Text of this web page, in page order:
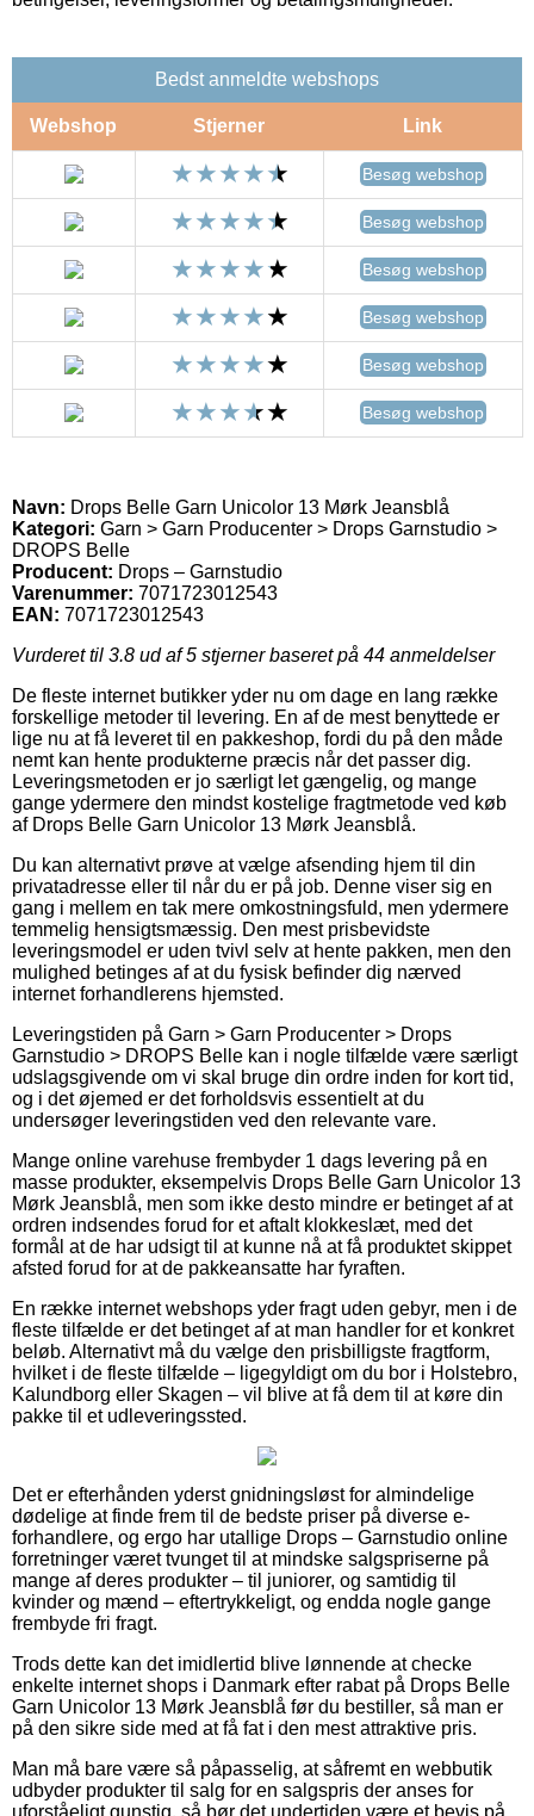
Bedst anmeldte webshops
Webshop Stjerner Link
Besøg webshop
Besøg webshop
Besøg webshop
Besøg webshop
Besøg webshop
Besøg webshop
Navn: Drops Belle Garn Unicolor 13 Mørk Jeansblå
Kategori: Garn > Garn Producenter > Drops Garnstudio >
DROPS Belle
Producent: Drops – Garnstudio
Varenummer: 7071723012543
EAN: 7071723012543
Vurderet til 3.8 ud af 5 stjerner baseret på 44 anmeldelser
De fleste internet butikker yder nu om dage en lang række
forskellige metoder til levering. En af de mest benyttede er
lige nu at få leveret til en pakkeshop, fordi du på den måde
nemt kan hente produkterne præcis når det passer dig.
Leveringsmetoden er jo særligt let gængelig, og mange
gange ydermere den mindst kostelige fragtmetode ved køb
af Drops Belle Garn Unicolor 13 Mørk Jeansblå.
Du kan alternativt prøve at vælge afsending hjem til din
privatadresse eller til når du er på job. Denne viser sig en
gang i mellem en tak mere omkostningsfuld, men ydermere
temmelig hensigtsmæssig. Den mest prisbevidste
leveringsmodel er uden tvivl selv at hente pakken, men den
mulighed betinges af at du fysisk befinder dig nærved
internet forhandlerens hjemsted.
Leveringstiden på Garn > Garn Producenter > Drops
Garnstudio > DROPS Belle kan i nogle tilfælde være særligt
udslagsgivende om vi skal bruge din ordre inden for kort tid,
og i det øjemed er det forholdsvis essentielt at du
undersøger leveringstiden ved den relevante vare.
Mange online varehuse frembyder 1 dags levering på en
masse produkter, eksempelvis Drops Belle Garn Unicolor 13
Mørk Jeansblå, men som ikke desto mindre er betinget af at
ordren indsendes forud for et aftalt klokkeslæt, med det
formål at de har udsigt til at kunne nå at få produktet skippet
afsted forud for at de pakkeansatte har fyraften.
En række internet webshops yder fragt uden gebyr, men i de
fleste tilfælde er det betinget af at man handler for et konkret
beløb. Alternativt må du vælge den prisbilligste fragtform,
hvilket i de fleste tilfælde – ligegyldigt om du bor i Holstebro,
Kalundborg eller Skagen – vil blive at få dem til at køre din
pakke til et udleveringssted.
Det er efterhånden yderst gnidningsløst for almindelige
dødelige at finde frem til de bedste priser på diverse e-
forhandlere, og ergo har utallige Drops – Garnstudio online
forretninger været tvunget til at mindske salgspriserne på
mange af deres produkter – til juniorer, og samtidig til
kvinder og mænd – eftertrykkeligt, og endda nogle gange
frembyde fri fragt.
Trods dette kan det imidlertid blive lønnende at checke
enkelte internet shops i Danmark efter rabat på Drops Belle
Garn Unicolor 13 Mørk Jeansblå før du bestiller, så man er
på den sikre side med at få fat i den mest attraktive pris.
Man må bare være så påpasselig, at såfremt en webbutik
udbyder produkter til salg for en salgspris der anses for
uforståeligt gunstig, så bør det undertiden være et bevis på